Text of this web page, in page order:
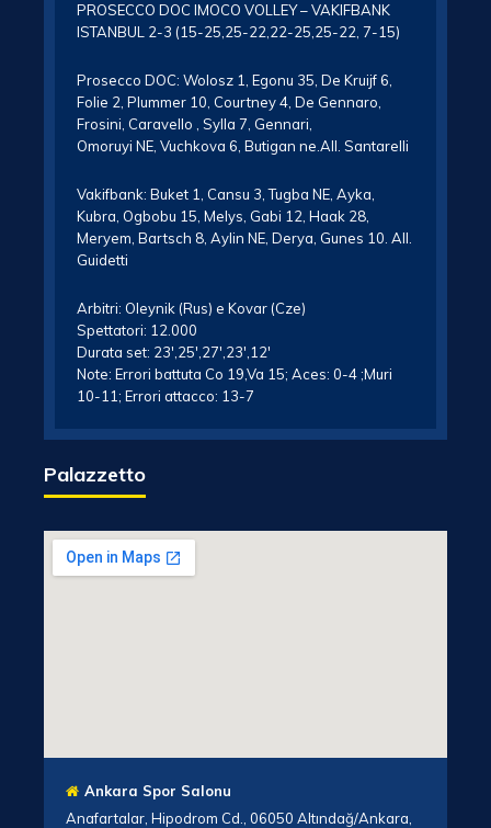
PROSECCO DOC IMOCO VOLLEY – VAKIFBANK
ISTANBUL 2-3 (15-25,25-22,22-25,25-22, 7-15)
Prosecco DOC: Wolosz 1, Egonu 35, De Kruijf 6,
Folie 2, Plummer 10, Courtney 4, De Gennaro,
Frosini, Caravello , Sylla 7, Gennari,
Omoruyi NE, Vuchkova 6, Butigan ne.All. Santarelli
Vakifbank: Buket 1, Cansu 3, Tugba NE, Ayka,
Kubra, Ogbobu 15, Melys, Gabi 12, Haak 28,
Meryem, Bartsch 8, Aylin NE, Derya, Gunes 10. All.
Guidetti
Arbitri: Oleynik (Rus) e Kovar (Cze)
Spettatori: 12.000
Durata set: 23′,25′,27′,23′,12′
Note: Errori battuta Co 19,Va 15; Aces: 0-4 ;Muri
10-11; Errori attacco: 13-7
Palazzetto
Ankara Spor Salonu
Anafartalar, Hipodrom Cd., 06050 Altındağ/Ankara,